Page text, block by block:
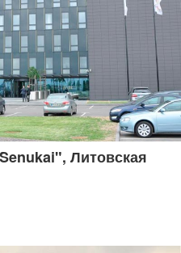
Литовская